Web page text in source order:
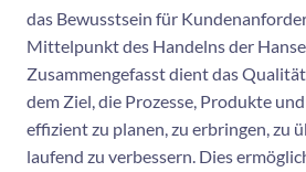
das Bewusstsein für
Mittelpunkt des Handelns der
Zusammengefasst dient das
dem Ziel, die Prozesse, Produkte
effizient zu planen, zu erbringen, zu
laufend zu verbessern. Dies